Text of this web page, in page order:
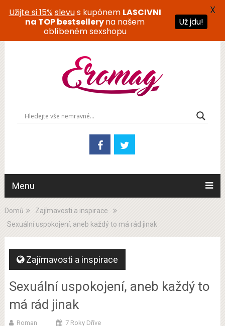
Menu
Domů
Zajímavosti a inspirace
Sexuální uspokojení, aneb každý to má rád jinak
Zajímavosti a inspirace
Sexuální uspokojení, aneb každý to
má rád jinak
Roman 7 Roky Dříve
Užijte si 15%slevus kupónem LASCIVNI
na TOP bestselleryna našem
oblíbeném sexshopu
Už jdu!
X